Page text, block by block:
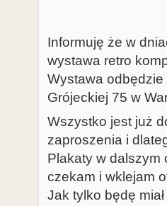
Informuję że w
wystawa retro
Wystawa
Grójeckiej 75 w
Wszystko jest już
zaproszenia i
Plakaty w dalszym
czekam i wklejam
Jak tylko będę